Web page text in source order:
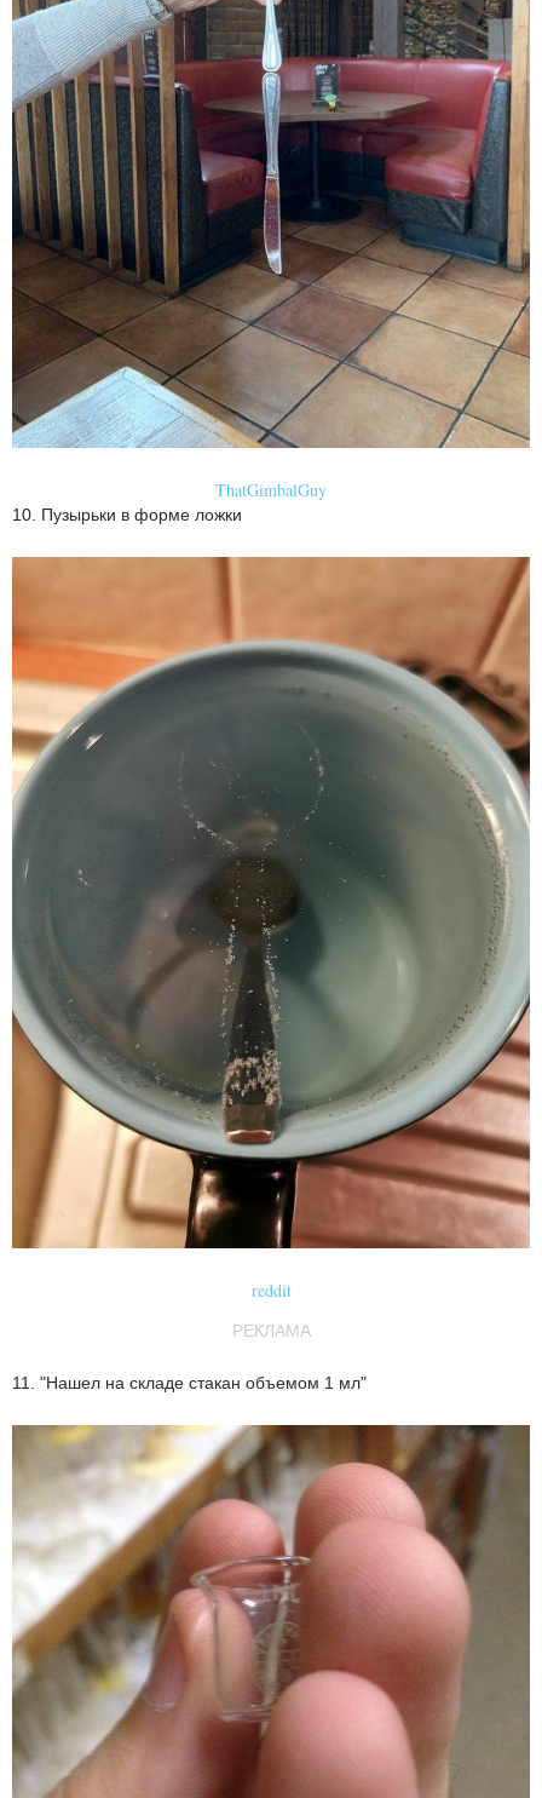
ThatGimbalGuy
10. Пузырьки в форме ложки
reddit
РЕКЛАМА
11. "Нашел на складе стакан объемом 1 мл"